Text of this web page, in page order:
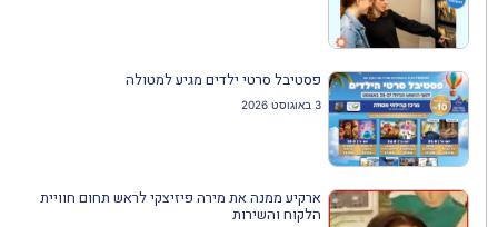
פסטיבל סרטי ילדים מגיע למטולה
3 באוגוסט 2026
ארקיע ממנה את מירה פיזיצקי לראש תחום חוויית
הלקוח והשירות